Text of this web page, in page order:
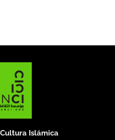
Islámica